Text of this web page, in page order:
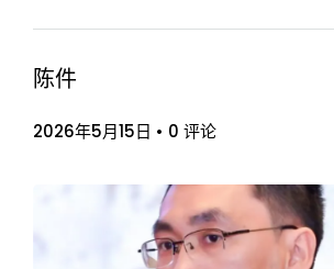
陈件
2026年5月15日 • 0 评论